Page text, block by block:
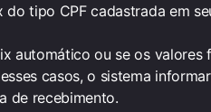
tipo CPF cadastrada em
automático ou se os valores
casos, o sistema
de recebimento.